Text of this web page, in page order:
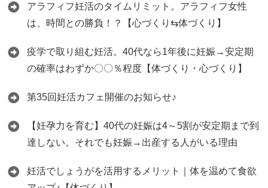
アラフィフ妊活のタイムリミット。アラフィフ女性
は、時間との勝負！？【心づくり⇆体づくり】
疫学で取り組む妊活。40代なら1年後に妊娠→安定期
の確率はわずか〇〇％程度【体づくり・心づくり】
第35回妊活カフェ開催のお知らせ♪
【妊孕力を育む】40代の妊娠は4～5割が安定期まで到
達しない。それでも妊娠→出産する人がいる理由
妊活でしょうがを活用するメリット｜体を温めて食欲